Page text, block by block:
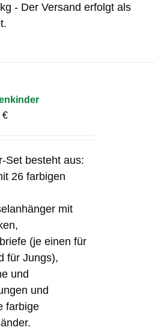
- Der Versand erfolgt als
€
Set besteht aus:
26 farbigen
mit
(je einen für
für Jungs),
und
und
farbige